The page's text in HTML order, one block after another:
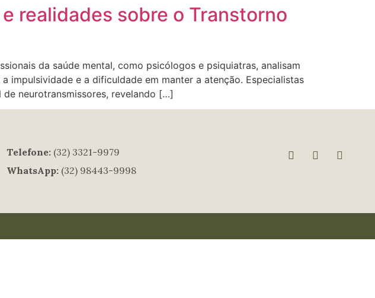
realidades sobre o Transtorno
da saúde mental, como psicólogos e psiquiatras, analisam
e a dificuldade em manter a atenção. Especialistas
neurotransmissores, revelando […]
Telefone: (32) 3321-9979
WhatsApp: (32) 98443-9998